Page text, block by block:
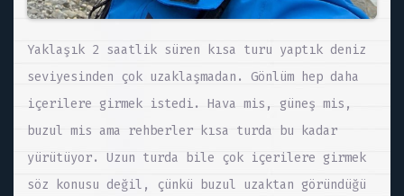
Yaklaşık 2 saatlik süren kısa turu yaptık deniz
seviyesinden çok uzaklaşmadan. Gönlüm hep daha
içerilere girmek istedi. Hava mis, güneş mis,
buzul mis ama rehberler kısa turda bu kadar
yürütüyor. Uzun turda bile çok içerilere girmek
söz konusu değil, çünkü buzul uzaktan göründüğü